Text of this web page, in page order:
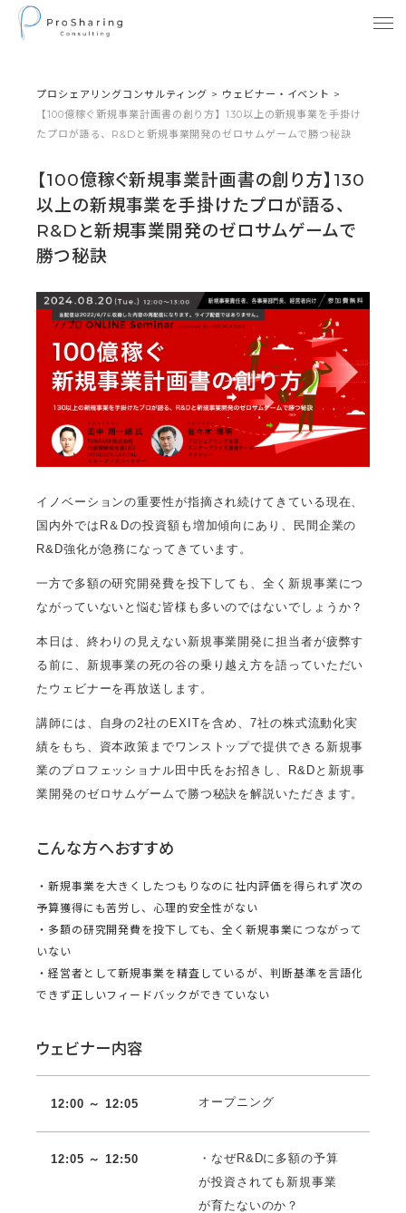
プロシェアリングコンサルティング > ウェビナー・イベント >
【100億稼ぐ新規事業計画書の創り方】130以上の新規事業を手掛け
たプロが語る、R&Dと新規事業開発のゼロサムゲームで勝つ秘訣
【100億稼ぐ新規事業計画書の創り方】130
以上の新規事業を手掛けたプロが語る、
R&Dと新規事業開発のゼロサムゲームで
勝つ秘訣
イノベーションの重要性が指摘され続けてきている現在、
国内外ではR＆Dの投資額も増加傾向にあり、民間企業の
R&D強化が急務になってきています。
一方で多額の研究開発費を投下しても、全く新規事業につ
ながっていないと悩む皆様も多いのではないでしょうか？
本日は、終わりの見えない新規事業開発に担当者が疲弊す
る前に、新規事業の死の谷の乗り越え方を語っていただい
たウェビナーを再放送します。
講師には、自身の2社のEXITを含め、7社の株式流動化実
績をもち、資本政策までワンストップで提供できる新規事
業のプロフェッショナル田中氏をお招きし、R&Dと新規事
業開発のゼロサムゲームで勝つ秘訣を解説いただきます。
こんな方へおすすめ
・新規事業を大きくしたつもりなのに社内評価を得られず次の
予算獲得にも苦労し、心理的安全性がない
・多額の研究開発費を投下しても、全く新規事業につながって
いない
・経営者として新規事業を精査しているが、判断基準を言語化
できず正しいフィードバックができていない
ウェビナー内容
12:00 ～ 12:05 オープニング
12:05 ～ 12:50
・なぜR&Dに多額の予算
が投資されても新規事業
が育たないのか？